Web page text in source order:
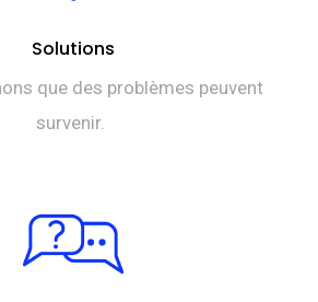
Solutions
que des problèmes peuvent
survenir.